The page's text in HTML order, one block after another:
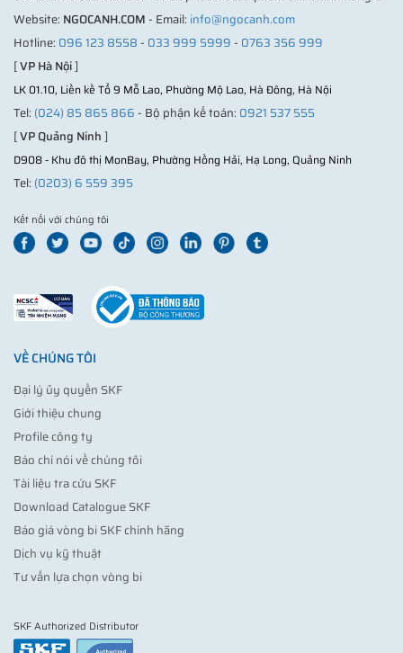
Website: NGOCANH.COM- Email: info@ngocanh.com
Hotline: 096 123 8558- 033 999 5999- 0763 356 999
[VP Hà Nội]
LK 01.10, Liền kề Tổ 9 Mỗ Lao, Phường Mộ Lao, Hà Đông, Hà Nội
Tel: (024) 85 865 866- Bộ phận kế toán: 0921 537 555
[VP Quảng Ninh]
D908 - Khu đô thị MonBay, Phường Hồng Hải, Hạ Long, Quảng Ninh
Tel: (0203) 6 559 395
Kết nối với chúng tôi
VỀ CHÚNG TÔI
Đại lý ủy quyền SKF
Giới thiệu chung
Profile công ty
Báo chí nói về chúng tôi
Tài liệu tra cứu SKF
Download Catalogue SKF
Báo giá vòng bi SKF chính hãng
Dịch vụ kỹ thuật
Tư vấn lựa chọn vòng bi
SKF Authorized Distributor